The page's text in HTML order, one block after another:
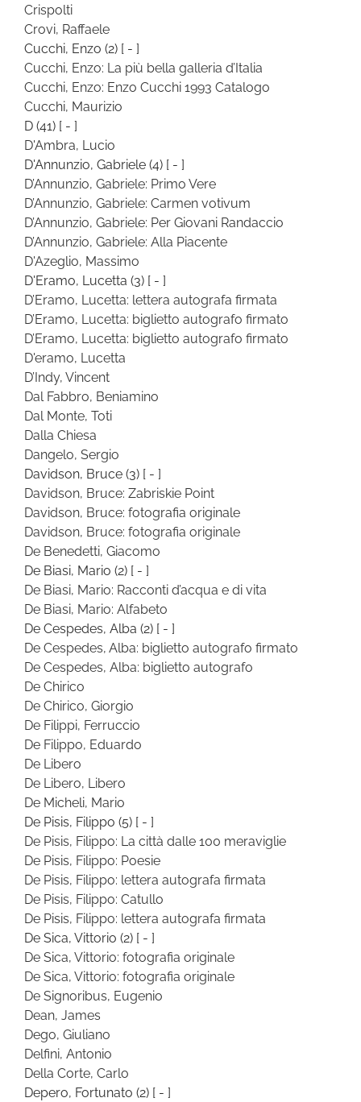
Crispolti
Crovi, Raffaele
Cucchi, Enzo (2) [ - ]
Cucchi, Enzo: La più bella galleria d’Italia
Cucchi, Enzo: Enzo Cucchi 1993 Catalogo
Cucchi, Maurizio
D (41) [ - ]
D'Ambra, Lucio
D'Annunzio, Gabriele (4) [ - ]
D’Annunzio, Gabriele: Primo Vere
D’Annunzio, Gabriele: Carmen votivum
D’Annunzio, Gabriele: Per Giovani Randaccio
D’Annunzio, Gabriele: Alla Piacente
D'Azeglio, Massimo
D'Eramo, Lucetta (3) [ - ]
D’Eramo, Lucetta: lettera autografa firmata
D’Eramo, Lucetta: biglietto autografo firmato
D’Eramo, Lucetta: biglietto autografo firmato
D'eramo, Lucetta
D’Indy, Vincent
Dal Fabbro, Beniamino
Dal Monte, Toti
Dalla Chiesa
Dangelo, Sergio
Davidson, Bruce (3) [ - ]
Davidson, Bruce: Zabriskie Point
Davidson, Bruce: fotografia originale
Davidson, Bruce: fotografia originale
De Benedetti, Giacomo
De Biasi, Mario (2) [ - ]
De Biasi, Mario: Racconti d’acqua e di vita
De Biasi, Mario: Alfabeto
De Cespedes, Alba (2) [ - ]
De Cespedes, Alba: biglietto autografo firmato
De Cespedes, Alba: biglietto autografo
De Chirico
De Chirico, Giorgio
De Filippi, Ferruccio
De Filippo, Eduardo
De Libero
De Libero, Libero
De Micheli, Mario
De Pisis, Filippo (5) [ - ]
De Pisis, Filippo: La città dalle 100 meraviglie
De Pisis, Filippo: Poesie
De Pisis, Filippo: lettera autografa firmata
De Pisis, Filippo: Catullo
De Pisis, Filippo: lettera autografa firmata
De Sica, Vittorio (2) [ - ]
De Sica, Vittorio: fotografia originale
De Sica, Vittorio: fotografia originale
De Signoribus, Eugenio
Dean, James
Dego, Giuliano
Delfini, Antonio
Della Corte, Carlo
Depero, Fortunato (2) [ - ]